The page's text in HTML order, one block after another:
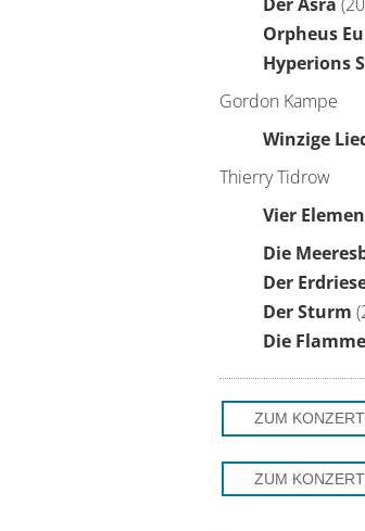
Orpheus
Hyperions
Gordon Kampe
Winzige
Thierry Tidrow
Vier
Die
Der
Der Sturm
Die
ZUM
ZUM